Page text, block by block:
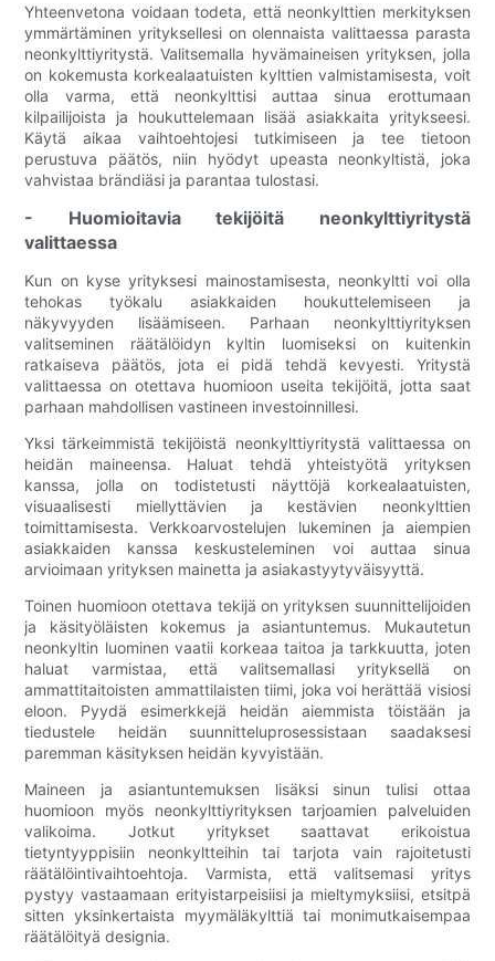
Yhteenvetona voidaan todeta, että neonkylttien merkityksen
ymmärtäminen yrityksellesi on olennaista valittaessa parasta
neonkylttiyritystä. Valitsemalla hyvämaineisen yrityksen, jolla
on kokemusta korkealaatuisten kylttien valmistamisesta, voit
olla varma, että neonkylttisi auttaa sinua erottumaan
kilpailijoista ja houkuttelemaan lisää asiakkaita yritykseesi.
Käytä aikaa vaihtoehtojesi tutkimiseen ja tee tietoon
perustuva päätös, niin hyödyt upeasta neonkyltistä, joka
vahvistaa brändiäsi ja parantaa tulostasi.
- Huomioitavia tekijöitä neonkylttiyritystä
valittaessa
Kun on kyse yrityksesi mainostamisesta, neonkyltti voi olla
tehokas työkalu asiakkaiden houkuttelemiseen ja
näkyvyyden lisäämiseen. Parhaan neonkylttiyrityksen
valitseminen räätälöidyn kyltin luomiseksi on kuitenkin
ratkaiseva päätös, jota ei pidä tehdä kevyesti. Yritystä
valittaessa on otettava huomioon useita tekijöitä, jotta saat
parhaan mahdollisen vastineen investoinnillesi.
Yksi tärkeimmistä tekijöistä neonkylttiyritystä valittaessa on
heidän maineensa. Haluat tehdä yhteistyötä yrityksen
kanssa, jolla on todistetusti näyttöjä korkealaatuisten,
visuaalisesti miellyttävien ja kestävien neonkylttien
toimittamisesta. Verkkoarvostelujen lukeminen ja aiempien
asiakkaiden kanssa keskusteleminen voi auttaa sinua
arvioimaan yrityksen mainetta ja asiakastyytyväisyyttä.
Toinen huomioon otettava tekijä on yrityksen suunnittelijoiden
ja käsityöläisten kokemus ja asiantuntemus. Mukautetun
neonkyltin luominen vaatii korkeaa taitoa ja tarkkuutta, joten
haluat varmistaa, että valitsemallasi yrityksellä on
ammattitaitoisten ammattilaisten tiimi, joka voi herättää visiosi
eloon. Pyydä esimerkkejä heidän aiemmista töistään ja
tiedustele heidän suunnitteluprosessistaan ​​saadaksesi
paremman käsityksen heidän kyvyistään.
Maineen ja asiantuntemuksen lisäksi sinun tulisi ottaa
huomioon myös neonkylttiyrityksen tarjoamien palveluiden
valikoima. Jotkut yritykset saattavat erikoistua
tietyntyyppisiin neonkyltteihin tai tarjota vain rajoitetusti
räätälöintivaihtoehtoja. Varmista, että valitsemasi yritys
pystyy vastaamaan erityistarpeisiisi ja mieltymyksiisi, etsitpä
sitten yksinkertaista myymäläkylttiä tai monimutkaisempaa
räätälöityä designia.